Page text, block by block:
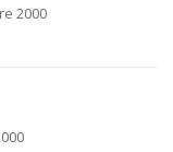
2000